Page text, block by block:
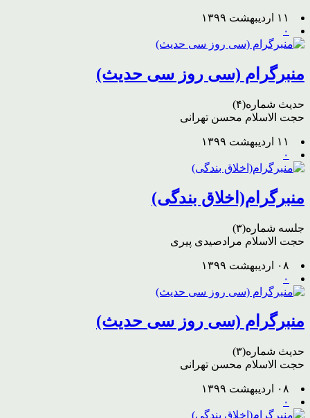
۱۱ اردیبهشت ۱۳۹۹
۰
منبرگرام (سی روز سی حدیث)
حدیث شماره(۴)
حجت الاسلام محسن تهرانی
۱۱ اردیبهشت ۱۳۹۹
۰
منبرگرام(اخلاق بندگی)
جلسه شماره(۳)
حجت الاسلام مرادصیدی پیری
۰۸ اردیبهشت ۱۳۹۹
۰
منبرگرام (سی روز سی حدیث)
حدیث شماره(۳)
حجت الاسلام محسن تهرانی
۰۸ اردیبهشت ۱۳۹۹
۰